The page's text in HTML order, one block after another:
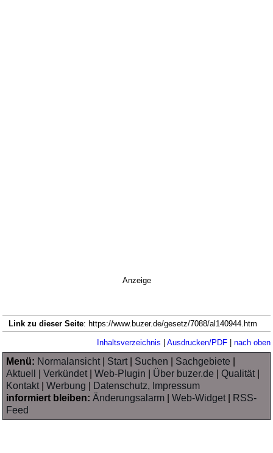
Anzeige
Link zu dieser Seite: https://www.buzer.de/gesetz/7088/al140944.htm
Inhaltsverzeichnis | Ausdrucken/PDF| nach oben
Menü: Normalansicht| Start| Suchen Sachgebiete
Aktuell
|Verkündet|Web-Plugin Über buzer.de |Qualität|
Kontakt|Werbung
Datenschutz, Impressum
informiert bleiben: Änderungsalarm |Web-Widget|
RSS-
Feed